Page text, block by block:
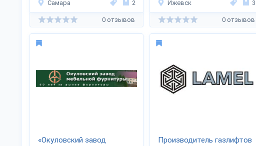
Самара 2
0 отзывов
Ижевск 3
0 отзывов
«Окуловский завод
Производитель газлифтов